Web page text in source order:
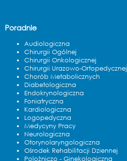
Poradnie
Audiologiczna
Chirurgii Ogólnej
Chirurgii Onkologicznej
Chirurgii Urazowo-Ortopedycznej
Chorób Metabolicznych
Diabetologiczna
Endokrynologiczna
Foniatryczna
Kardiologiczna
Logopedyczna
Medycyny Pracy
Neurologiczna
Otorynolaryngologiczna
Ośrodek Rehabilitacji Dziennej
Polożniczo - Ginekologiczna